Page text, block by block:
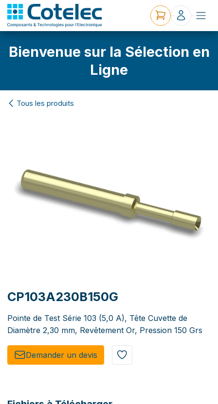
Bienvenue sur la Sélection en
Ligne
Tous les produits
CP103A230B150G
Pointe de Test Série 103 (5,0 A), Tête Cuvette de
Diamètre 2,30 mm, Revêtement Or, Pression 150 Grs
Demander un de​​vis​​